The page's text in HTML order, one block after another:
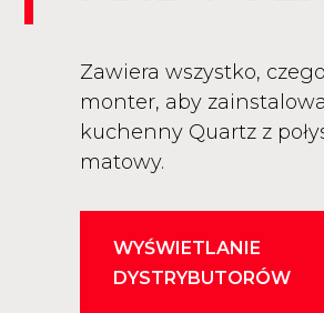
Zawiera wszystko,
monter, aby
kuchenny Quartz z
matowy.
WYŚWIETLANIE
DYSTRYBUTORÓW